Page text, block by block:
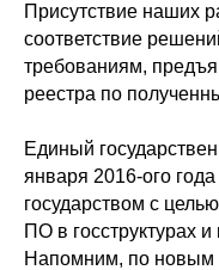
Присутствие наших
соответствие
требованиям,
реестра по
Единый
января 2016-ого
государством с
ПО в госструктурах
Напомним, по новым